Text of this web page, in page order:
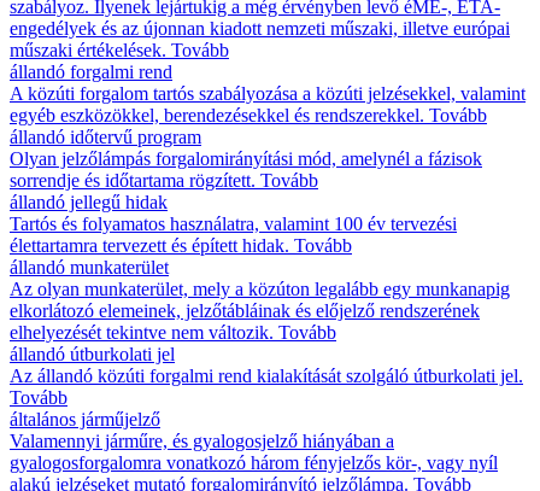
szabályoz. Ilyenek lejártukig a még érvényben levő éME-, ETA-
engedélyek és az újonnan kiadott nemzeti műszaki, illetve európai
műszaki értékelések. Tovább
állandó forgalmi rend
A közúti forgalom tartós szabályozása a közúti jelzésekkel, valamint
egyéb eszközökkel, berendezésekkel és rendszerekkel. Tovább
állandó időtervű program
Olyan jelzőlámpás forgalomirányítási mód, amelynél a fázisok
sorrendje és időtartama rögzített. Tovább
állandó jellegű hidak
Tartós és folyamatos használatra, valamint 100 év tervezési
élettartamra tervezett és épített hidak. Tovább
állandó munkaterület
Az olyan munkaterület, mely a közúton legalább egy munkanapig
elkorlátozó elemeinek, jelzőtábláinak és előjelző rendszerének
elhelyezését tekintve nem változik. Tovább
állandó útburkolati jel
Az állandó közúti forgalmi rend kialakítását szolgáló útburkolati jel.
Tovább
általános járműjelző
Valamennyi járműre, és gyalogosjelző hiányában a
gyalogosforgalomra vonatkozó három fényjelzős kör-, vagy nyíl
alakú jelzéseket mutató forgalomirányító jelzőlámpa. Tovább